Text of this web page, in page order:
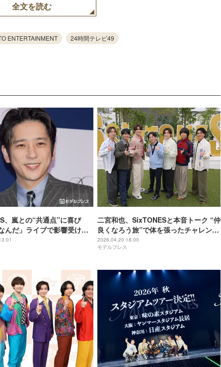
全文を読む
ENTERTAINMENT 24時間テレビ49
、嵐との“共通点”に喜び
んだ」ライブで影響受けた
す
二宮和也、SixTONESと本音トーク “仲
良くなろう旅”で体を張ったチャレンジ
に挑戦【6SixTONES】
2026.04.20 18:00
モデルプレス